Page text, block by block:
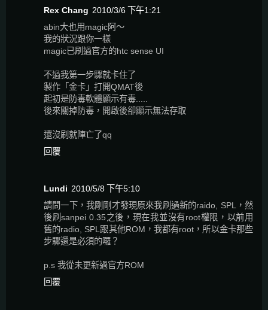
Rex Chang 2010/3/6 下午1:21
abin大也用magic阿～
我的狀況跟你一樣
magic已刷過官方的htc sense UI
不過我第一步驟就卡住了
製作「金卡」打開QMAT後
起初是防毒軟體顯示有毒.....
後來關掉防毒，開啟後卻顯示無法存取
還沒刷就陣亡了qq
回覆
Lundi 2010/5/8 下午5:10
請問一下，我剛剛才發現原來我刷過新的raido, SPL，然
後刷sanpei 0.35之後，現在我並沒有root權限，以前用
舊的radio, SPL跟其他ROM，我都有root，所以金卡那些
步驟還是必須的囉？
p.s 我從未更新過官方ROM
回覆